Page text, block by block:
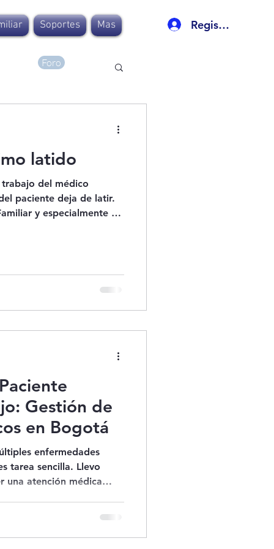
Registro
Soportes Mas
latido
del médico
paciente deja de latir.
y especialmente en
se construye durante
médico no solo trata
Gestión de
en Bogotá
enfermedades
tarea sencilla. Llevo
una atención médica
un manejo experto y
Foro